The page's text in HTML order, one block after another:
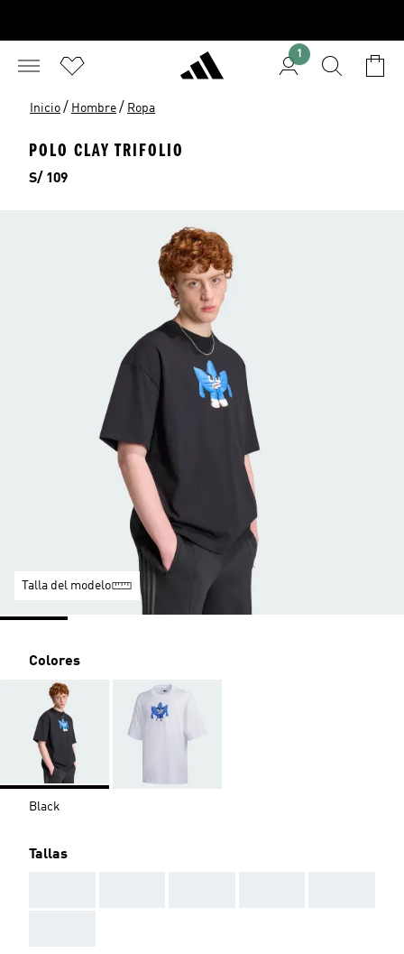
1
Inicio / Hombre / Ropa
POLO CLAY TRIFOLIO
Precio
S/ 109
Talla del modelo
Colores
Black
Tallas